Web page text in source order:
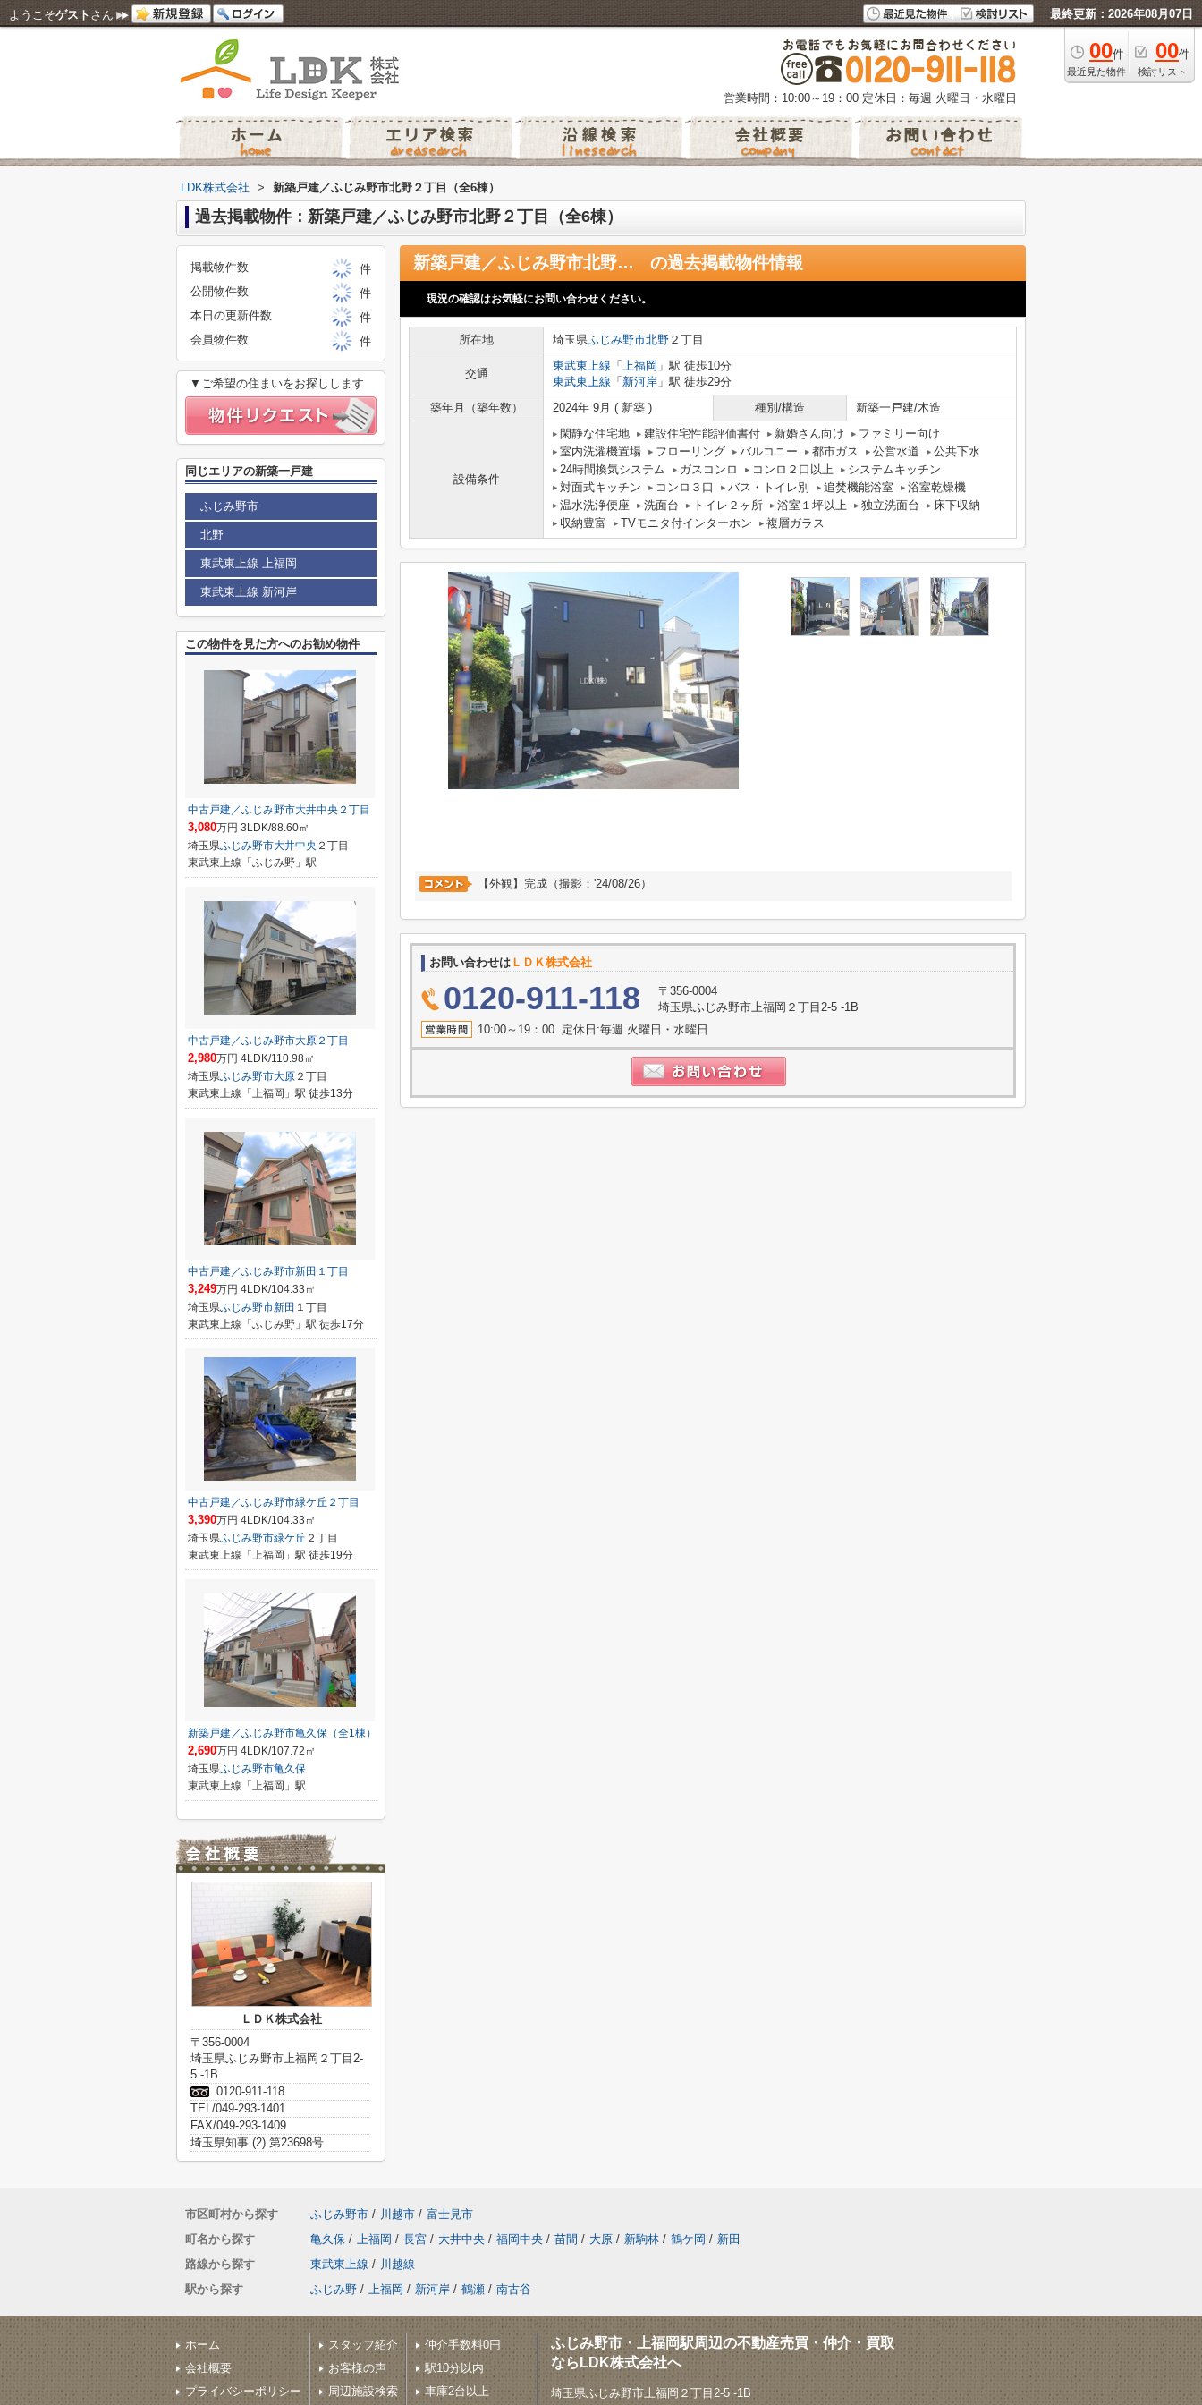
ようこそゲスト さん 最終更新：2026年08月07日
00件
最近見た物件
00件
検討リスト
営業時間：10:00～19：00 定休日：毎週 火曜日・水曜日
LDK株式会社 > 新築戸建／ふじみ野市北野２丁目（全6棟）
過去掲載物件：新築戸建／ふじみ野市北野２丁目（全6棟）
新築戸建／ふじみ野市北野２丁目（全6棟） の過去掲載物件情報
現況の確認はお気軽にお問い合わせください。
所在地 埼玉県ふじみ野市北野 ２丁目
交通
東武東上線 「 上福岡 」駅 徒歩10分
東武東上線 「 新河岸 」駅 徒歩29分
築年月（築年数）
2024年 9月 ( 新築 ) 種別/構造 新築一戸建/木造
設備条件
閑静な住宅地 建設住宅性能評価書付 新婚さん向け
ファミリー向け
室内洗濯機置場
フローリング バルコニー 都市ガス 公営水道
公共下水
24時間換気システム
ガスコンロ コンロ２口以上
システムキッチン
対面式キッチン
コンロ３口 バス・トイレ別 追焚機能浴室
浴室乾燥機
温水洗浄便座
洗面台 トイレ２ヶ所 浴室１坪以上 独立洗面台
床下収納
収納豊富
TVモニタ付インターホン 複層ガラス
【外観】完成（撮影：'24/08/26）
お問い合わせは ＬＤＫ株式会社
0120-911-118
〒356-0004
埼玉県ふじみ野市上福岡２丁目2-5 -1B
10:00～19：00 定休日:毎週 火曜日・水曜日
掲載物件数
件
公開物件数
件
本日の更新件数
件
会員物件数
件
▼ご希望の住まいをお探しします
同じエリアの新築一戸建
ふじみ野市
北野
東武東上線 上福岡
東武東上線 新河岸
この物件を見た方へのお勧め物件
中古戸建／ふじみ野市大井中央２丁目
3,080万円 3LDK/88.60㎡
埼玉県ふじみ野市大井中央 ２丁目
東武東上線「ふじみ野」駅
中古戸建／ふじみ野市大原２丁目
2,980万円 4LDK/110.98㎡
埼玉県ふじみ野市大原 ２丁目
東武東上線「上福岡」駅 徒歩13分
中古戸建／ふじみ野市新田１丁目
3,249万円 4LDK/104.33㎡
埼玉県ふじみ野市新田 １丁目
東武東上線「ふじみ野」駅 徒歩17分
中古戸建／ふじみ野市緑ケ丘２丁目
3,390万円 4LDK/104.33㎡
埼玉県ふじみ野市緑ケ丘 ２丁目
東武東上線「上福岡」駅 徒歩19分
新築戸建／ふじみ野市亀久保（全1棟）
2,690万円 4LDK/107.72㎡
埼玉県ふじみ野市亀久保
東武東上線「上福岡」駅
ＬＤＫ株式会社
〒356-0004
埼玉県ふじみ野市上福岡２丁目2-
5 -1B
0120-911-118
TEL/049-293-1401
FAX/049-293-1409
埼玉県知事 (2) 第23698号
市区町村から探す ふじみ野市 / 川越市 / 富士見市
町名から探す
亀久保 / 上福岡 / 長宮 / 大井中央 / 福岡中央 / 苗間 / 大原 / 新駒林 / 鶴ケ岡 / 新田
路線から探す
東武東上線 / 川越線
駅から探す
ふじみ野 / 上福岡 / 新河岸 / 鶴瀬 / 南古谷
ホーム
会社概要
プライバシーポリシー
スタッフ紹介
お客様の声
周辺施設検索
仲介手数料0円
駅10分以内
車庫2台以上
ふじみ野市・上福岡駅周辺の不動産売買・仲介・買取
ならLDK株式会社へ
埼玉県ふじみ野市上福岡２丁目2-5 -1B